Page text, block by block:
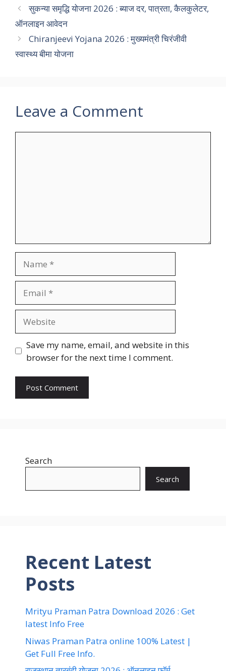
सुकन्या समृद्धि योजना 2026 : ब्याज दर, पात्रता, कैलकुलेटर,
ऑनलाइन आवेदन
Chiranjeevi Yojana 2026 : मुख्यमंत्री चिरंजीवी
स्वास्थ्य बीमा योजना
Leave a Comment
Save my name, email, and website in this
browser for the next time I comment.
Search
Search
Recent Latest
Posts
Mrityu Praman Patra Download 2026 : Get
latest Info Free
Niwas Praman Patra online 100% Latest |
Get Full Free Info.